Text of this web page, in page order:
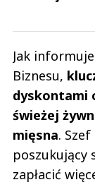
Jak
Biznesu,
dyskontami
świeżej
mięsna.
poszukujący
zapłacić